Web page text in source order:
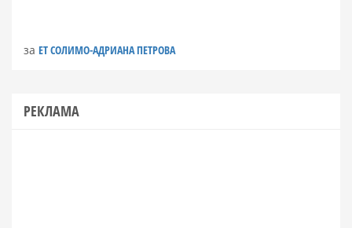
за ЕТ СОЛИМО-АДРИАНА ПЕТРОВА
РЕКЛАМА